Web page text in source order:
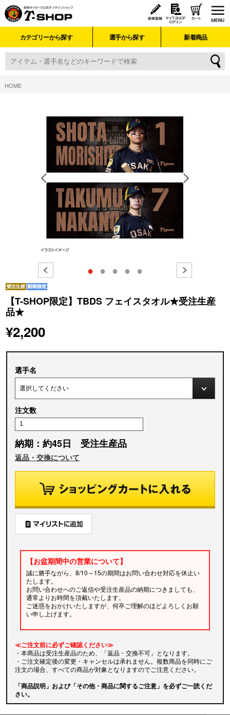
カテゴリーから探す 選手から探す 新着商品
HOME
● ● ● ● ●
【T-SHOP限定】TBDS フェイスタオル★受注生産
品★
¥2,200
選手名
注文数
納期：約45日 受注生産品
返品・交換について
【お盆期間中の営業について】
誠に勝手ながら、8/10～15の期間はお問い合わせ対応を休止い
たします。
お問い合わせへのご返信や受注生産品の納期につきましても、
通常よりお時間を頂戴いたします。
ご迷惑をおかけいたしますが、何卒ご理解のほどよろしくお願
い申し上げます。
≪ご注文前に必ずご確認ください≫
・本商品は受注生産品のため、「返品・交換不可」となります。
・ご注文確定後の変更・キャンセルは承れません。複数商品を同時にご
注文の場合、すべての商品が対象となりますのでご注意ください。
「商品説明」および「その他・商品に関するご注意」を必ずご一読くだ
さい。